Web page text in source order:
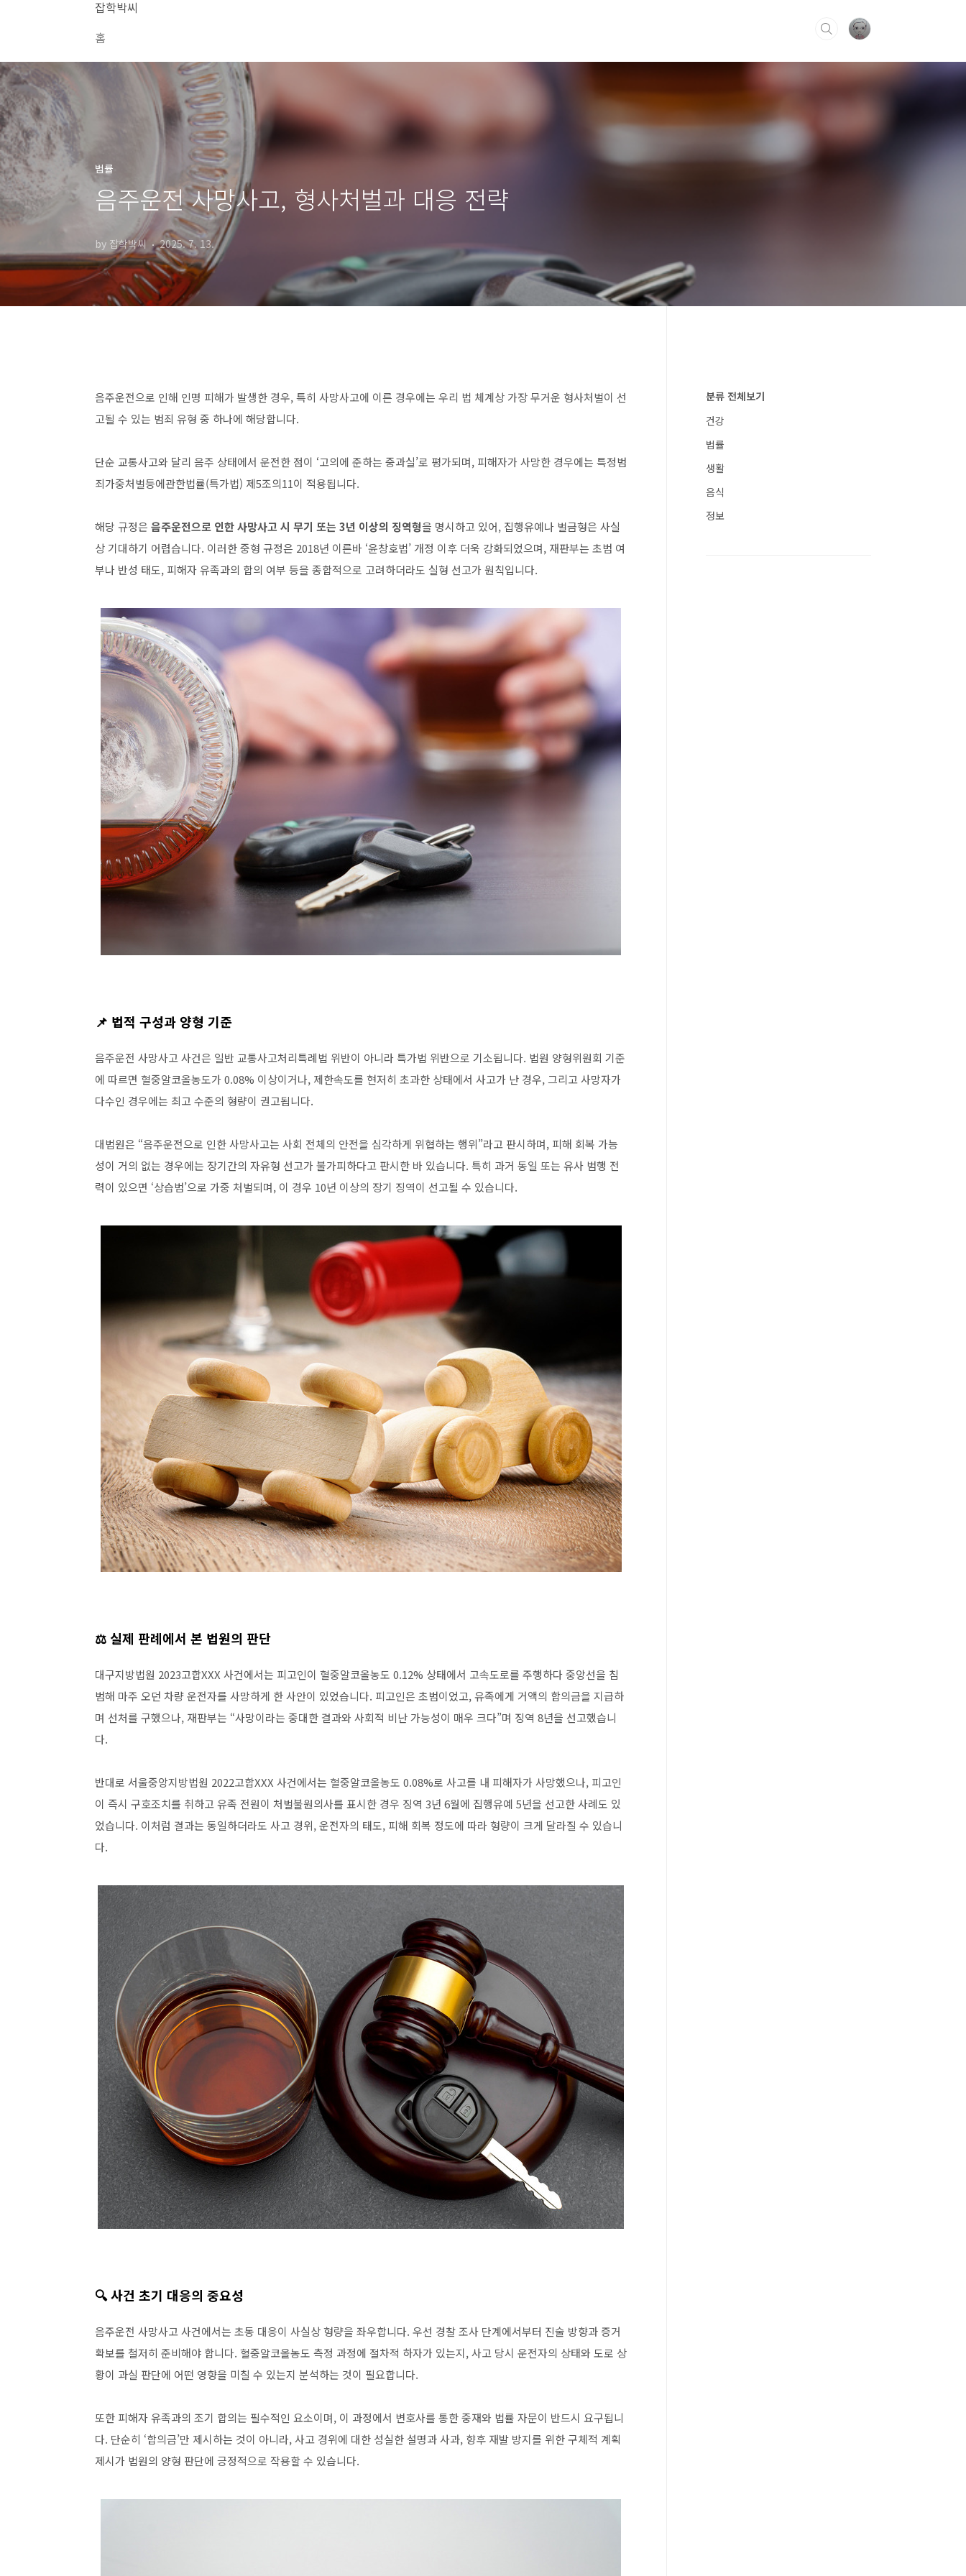
잡학박씨
홈
법률
음주운전 사망사고, 형사처벌과 대응 전략
by 잡학박씨 2025. 7. 13.
음주운전으로 인해 인명 피해가 발생한 경우, 특히 사망사고에 이른 경우에는 우리 법 체계상 가장 무거운 형사처벌이 선
고될 수 있는 범죄 유형 중 하나에 해당합니다.
단순 교통사고와 달리 음주 상태에서 운전한 점이 ‘고의에 준하는 중과실’로 평가되며, 피해자가 사망한 경우에는 특정범
죄가중처벌등에관한법률(특가법) 제5조의11이 적용됩니다.
해당 규정은 음주운전으로 인한 사망사고 시 무기 또는 3년 이상의 징역형을 명시하고 있어, 집행유예나 벌금형은 사실
상 기대하기 어렵습니다. 이러한 중형 규정은 2018년 이른바 ‘윤창호법’ 개정 이후 더욱 강화되었으며, 재판부는 초범 여
부나 반성 태도, 피해자 유족과의 합의 여부 등을 종합적으로 고려하더라도 실형 선고가 원칙입니다.
📌 법적 구성과 양형 기준
음주운전 사망사고 사건은 일반 교통사고처리특례법 위반이 아니라 특가법 위반으로 기소됩니다. 법원 양형위원회 기준
에 따르면 혈중알코올농도가 0.08% 이상이거나, 제한속도를 현저히 초과한 상태에서 사고가 난 경우, 그리고 사망자가
다수인 경우에는 최고 수준의 형량이 권고됩니다.
대법원은 “음주운전으로 인한 사망사고는 사회 전체의 안전을 심각하게 위협하는 행위”라고 판시하며, 피해 회복 가능
성이 거의 없는 경우에는 장기간의 자유형 선고가 불가피하다고 판시한 바 있습니다. 특히 과거 동일 또는 유사 범행 전
력이 있으면 ‘상습범’으로 가중 처벌되며, 이 경우 10년 이상의 장기 징역이 선고될 수 있습니다.
⚖️ 실제 판례에서 본 법원의 판단
대구지방법원 2023고합XXX 사건에서는 피고인이 혈중알코올농도 0.12% 상태에서 고속도로를 주행하다 중앙선을 침
범해 마주 오던 차량 운전자를 사망하게 한 사안이 있었습니다. 피고인은 초범이었고, 유족에게 거액의 합의금을 지급하
며 선처를 구했으나, 재판부는 “사망이라는 중대한 결과와 사회적 비난 가능성이 매우 크다”며 징역 8년을 선고했습니
다.
반대로 서울중앙지방법원 2022고합XXX 사건에서는 혈중알코올농도 0.08%로 사고를 내 피해자가 사망했으나, 피고인
이 즉시 구호조치를 취하고 유족 전원이 처벌불원의사를 표시한 경우 징역 3년 6월에 집행유예 5년을 선고한 사례도 있
었습니다. 이처럼 결과는 동일하더라도 사고 경위, 운전자의 태도, 피해 회복 정도에 따라 형량이 크게 달라질 수 있습니
다.
🔍 사건 초기 대응의 중요성
음주운전 사망사고 사건에서는 초동 대응이 사실상 형량을 좌우합니다. 우선 경찰 조사 단계에서부터 진술 방향과 증거
확보를 철저히 준비해야 합니다. 혈중알코올농도 측정 과정에 절차적 하자가 있는지, 사고 당시 운전자의 상태와 도로 상
황이 과실 판단에 어떤 영향을 미칠 수 있는지 분석하는 것이 필요합니다.
또한 피해자 유족과의 조기 합의는 필수적인 요소이며, 이 과정에서 변호사를 통한 중재와 법률 자문이 반드시 요구됩니
다. 단순히 ‘합의금’만 제시하는 것이 아니라, 사고 경위에 대한 성실한 설명과 사과, 향후 재발 방지를 위한 구체적 계획
제시가 법원의 양형 판단에 긍정적으로 작용할 수 있습니다.
분류 전체보기
건강
법률
생활
음식
정보